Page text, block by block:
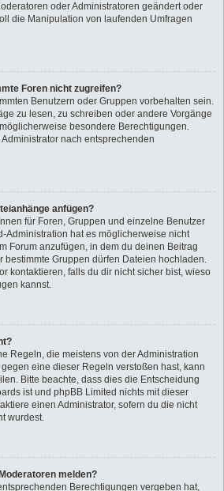
oder Administratoren geändert oder
die Manipulation von laufenden Umfragen
Foren nicht zugreifen?
Benutzern oder Gruppen vorbehalten sein.
zu lesen, zu schreiben oder andere Vorgänge
besondere Berechtigungen.
nach entsprechenden
anfügen?
für Foren, Gruppen und einzelne Benutzer
Administration hat es möglicherweise nicht
Forum anzufügen, in dem du deinen Beitrag
bestimmte Gruppen dürfen Dateien hochladen.
kontaktieren, falls du dir nicht sicher bist, wieso
kannst.
Regeln, die meistens von der Administration
eine dieser Regeln verstoßen hast, kann
Bitte beachte, dass dies die Entscheidung
ist und phpBB Limited nichts mit dieser
einen Administrator, sofern du die nicht
wurdest.
melden?
Berechtigungen vergeben hat,